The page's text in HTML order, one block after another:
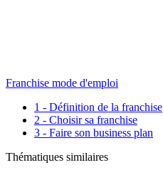
Franchise mode d'emploi
1 - Définition de la franchise
2 - Choisir sa franchise
3 - Faire son business plan
Thématiques similaires